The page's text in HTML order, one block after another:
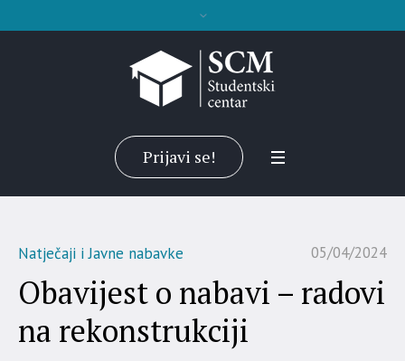
Prijavi se!
05/04/2024
Natječaji i Javne nabavke
Obavijest o nabavi – radovi
na rekonstrukciji